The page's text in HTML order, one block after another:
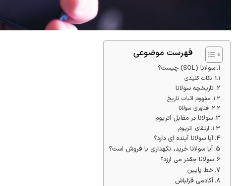
فهرست موضوعی
سولانا (SOL) چیست؟
نکات کلیدی
تاریخچه سولانا
مفهوم اثبات تاریخ
فناوری سولانا
سولانا در مقابل اتریوم
ارتقای اتریوم
آیا سولانا آینده ای دارد؟
آیا سولانا خرید، نگهداری یا فروش است؟
سولانا چقدر می ارزد؟
خط پایین
آکادمی قزلباش